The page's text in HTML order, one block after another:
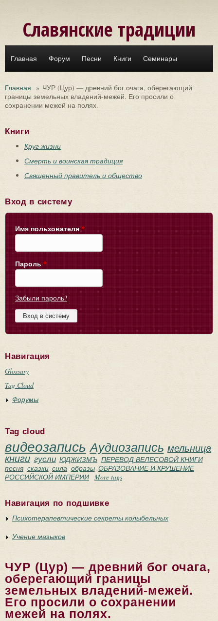
Славянские традиции
Главная Форум Песни Книги Семинары
Главная » ЧУР (Цур) — древний бог очага, оберегающий
границы земельных владений-межей. Его просили о
сохранении межей на полях.
Книги
Круг жизни
Смерть и воинская традиция
Священный правитель и общество
Вход в систему
Имя пользователя *
Пароль *
Забыли пароль?
Навигация
Glossary
Tag Cloud
Форумы
Tag cloud
видеозапись Аудиозапись мельница
книги гусли ЮДЖИЗМЪ ПЕРЕВОД ВЕЛЕСОВОЙ КНИГИ
песня сказки сила образы ОБРАЗОВАНИЕ И КРУШЕНИЕ
РОССИЙСКОЙ ИМПЕРИИ More tags
Навигация по подшивке
Психотерапевтические секреты колыбельных
Учение мазыков
ЧУР (Цур) — древний бог очага,
оберегающий границы
земельных владений-межей.
Его просили о сохранении
межей на полях.